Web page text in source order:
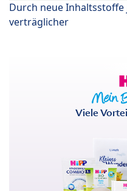
Durch neue
verträglicher
Viele